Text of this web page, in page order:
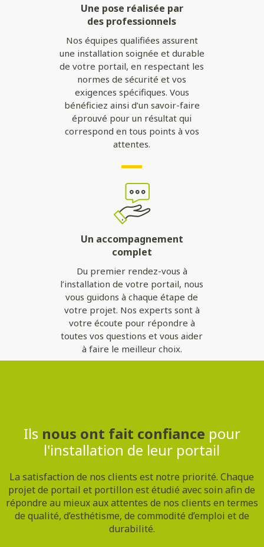
Une pose réalisée par
des professionnels
Nos équipes qualifiées assurent
une installation soignée et durable
de votre portail, en respectant les
normes de sécurité et vos
exigences spécifiques. Vous
bénéficiez ainsi d’un savoir-faire
éprouvé pour un résultat qui
correspond en tous points à vos
attentes.
Un accompagnement
complet
Du premier rendez-vous à
l’installation de votre portail, nous
vous guidons à chaque étape de
votre projet. Nos experts sont à
votre écoute pour répondre à
toutes vos questions et vous aider
à faire le meilleur choix.
Ils nous ont fait confiance pour
l'installation de leur portail
La satisfaction de nos clients est notre priorité. Chaque
projet de portail et portillon est étudié avec soin afin de
répondre au mieux aux attentes de nos clients en termes
de qualité, d’esthétisme, de commodité d’emploi et de
durabilité.